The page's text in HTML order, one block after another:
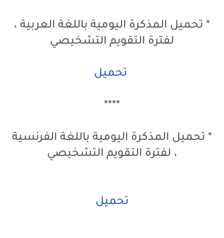
* تحميل المذكرة اليومية باللغة العربية ،
لفترة التقويم التشخيصي
تحميل
****
* تحميل المذكرة اليومية باللغة الفرنسية
، لفترة التقويم التشخيصي
تحميل